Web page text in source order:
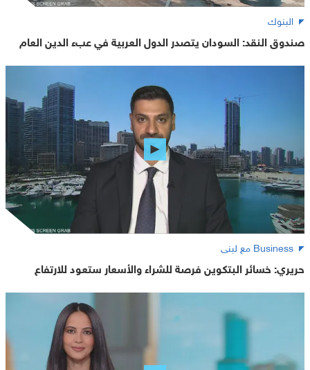
البنوك
صندوق النقد: السودان يتصدر الدول العربية في عبء الدين العام
Business مع لبنى
حريري: خسائر البتكوين فرصة للشراء والأسعار ستعود للارتفاع